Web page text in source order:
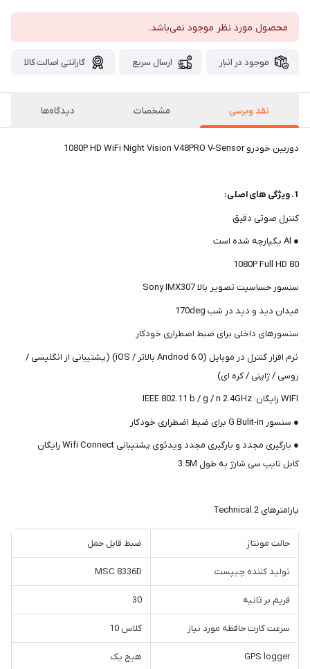
محصول مورد نظر موجود نمی‌باشد.
موجود در انبار ارسال سریع گارانتی اصالت کالا
نقد وبرسی مشخصات دیدگاه‌ها
دوربین خودرو 1080P HD WiFi Night Vision V48PRO V-Sensor
1. ویژگی های اصلی:
کنترل صوتی دقیق
● AI یکپارچه شده است
80 1080P Full HD
سنسور حساسیت تصویر بالا Sony IMX307
میدان دید و دید در شب 170deg
سنسورهای داخلی برای ضبط اضطراری خودکار
نرم افزار کنترل در موبایل (Andriod 6.0 بالاتر / iOS) (پشتیبانی از انگلیسی /
روسی / ژاپنی / کره ای)
● سنسور G Bulit-in برای ضبط اضطراری خودکار
● بارگیری مجدد و بارگیری مجدد ویدئوی پشتیبانی Wifi Connect رایگان
کابل تایپ سی شارژ به طول 3.5M
پارامترهای 2.Technical
حالت مونتاژ ضبط قابل حمل
تولید کننده چیپست MSC 8336D
فریم بر ثانیه 30
سرعت کارت حافظه مورد نیاز کلاس 10
GPS logger هیچ یک